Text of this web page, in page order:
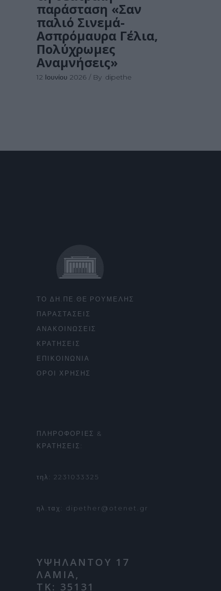
παράσταση «Σαν
παλιό Σινεμά-
Ασπρόμαυρα Γέλια,
Πολύχρωμες
Αναμνήσεις»
12 Ιουνίου 2026 By dipethe
ΤΟ ΔΗ.ΠΕ.ΘΕ ΡΟΥΜΕΛΗΣ
ΠΑΡΑΣΤΑΣΕΙΣ
ΑΝΑΚΟΙΝΩΣΕΙΣ
ΚΡΑΤΗΣΕΙΣ
ΕΠΙΚΟΙΝΩΝΙΑ
ΟΡΟΙ ΧΡΗΣΗΣ
ΠΛΗΡΟΦΟΡΙΕΣ &
ΚΡΑΤΗΣΕΙΣ:
τηλ: 2231033325
ηλ.ταχ: dipether@otenet.gr
ΥΨΗΛΑΝΤΟΥ 17
ΛΑΜΙΑ,
ΤΚ: 35131